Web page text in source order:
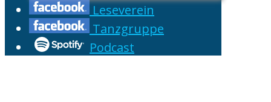
Leseverein
Tanzgruppe
Podcast